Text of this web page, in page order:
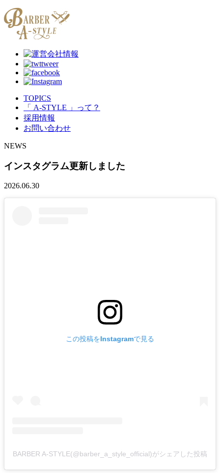
TOPICS
「 A-STYLE 」って？
採用情報
お問い合わせ
NEWS
インスタグラム更新しました
2026.06.30
この投稿をInstagramで見る
BARBER A-STYLE(@barber_a_style_official)がシェアした投稿